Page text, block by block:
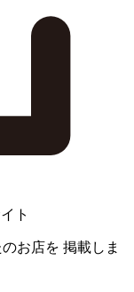
ト
お店を 掲載しま